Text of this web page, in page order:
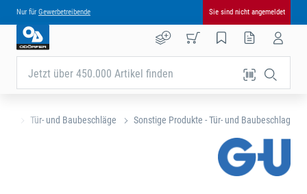
Nur für Gewerbetreibende Sie sind nicht angemeldet
Jetzt über 450.000 Artikel finden
Tür- und Baubeschläge Sonstige Produkte - Tür- und Baubeschlag